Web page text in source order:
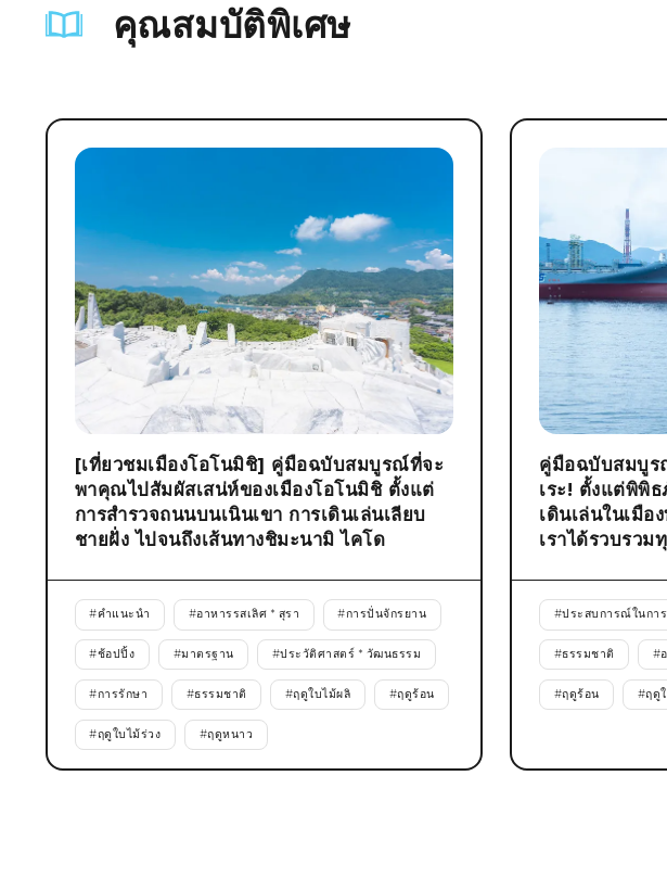
คุณสมบัติพิเศษ
[เที่ยวชมเมืองโอโนมิชิ] คู่มือฉบับสมบูรณ์ที่จะ
พาคุณไปสัมผัสเสน่ห์ของเมืองโอโนมิชิ ตั้งแต่
การสำรวจถนนบนเนินเขา การเดินเล่นเลียบ
ชายฝั่ง ไปจนถึงเส้นทางชิมะนามิ ไคโด
#คำแนะนำ #อาหารรสเลิศ * สุรา #การปั่นจักรยาน
#ช้อปปิ้ง #มาตรฐาน #ประวัติศาสตร์ * วัฒนธรรม
#การรักษา #ธรรมชาติ #ฤดูใบไม้ผลิ #ฤดูร้อน
#ฤดูใบไม้ร่วง #ฤดูหนาว
คู่มือฉบับสมบู
เระ! ตั้งแต่พิพิ
เดินเล่นในเมือ
เราได้รวบรว
#ประสบการณ์ในการ
#ธรรมชาติ #
#ฤดูร้อน #ฤดู